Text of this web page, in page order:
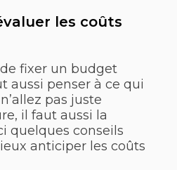
les coûts
fixer un budget
aussi penser à ce qui
pas juste
il faut aussi la
quelques conseils
anticiper les coûts